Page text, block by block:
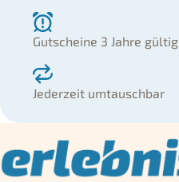
Gutscheine 3 Jahre gültig
Jederzeit umtauschbar